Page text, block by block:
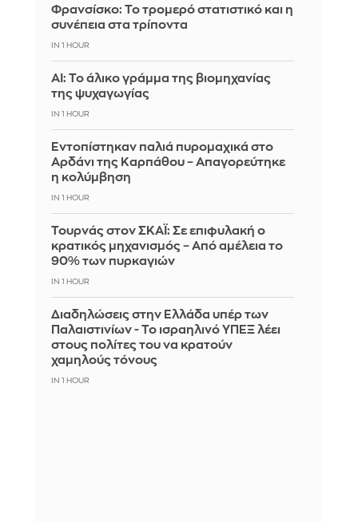
Φρανσίσκο: Το τρομερό στατιστικό και η
συνέπεια στα τρίποντα
IN 1 HOUR
AI: Το άλικο γράμμα της βιομηχανίας
της ψυχαγωγίας
IN 1 HOUR
Εντοπίστηκαν παλιά πυρομαχικά στο
Αρδάνι της Καρπάθου – Απαγορεύτηκε
η κολύμβηση
IN 1 HOUR
Τουρνάς στον ΣΚΑΪ: Σε επιφυλακή ο
κρατικός μηχανισμός – Από αμέλεια το
90% των πυρκαγιών
IN 1 HOUR
Διαδηλώσεις στην Ελλάδα υπέρ των
Παλαιστινίων - Το ισραηλινό ΥΠΕΞ λέει
στους πολίτες του να κρατούν
χαμηλούς τόνους
IN 1 HOUR